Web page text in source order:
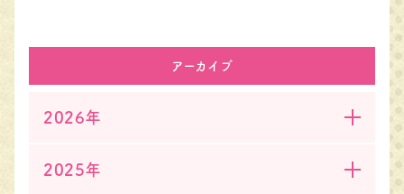
アーカイブ
2026年
2025年